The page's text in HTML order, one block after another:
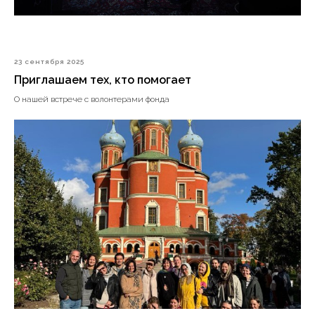
23 сентября 2025
Приглашаем тех, кто помогает
О нашей встрече с волонтерами фонда